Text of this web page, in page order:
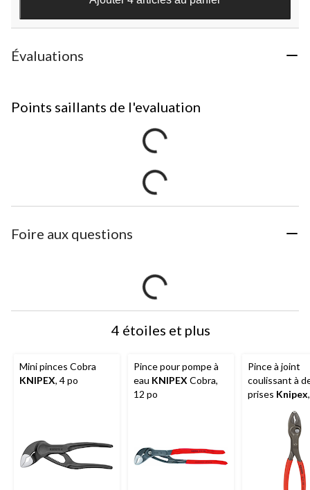
Évaluations
Points saillants de l'evaluation
Foire aux questions
4 étoiles et plus
Mini pinces Cobra
KNIPEX, 4 po
Pince pour pompe à
eau KNIPEX Cobra,
12 po
Pince à joint
coulissant à
prises Knipex